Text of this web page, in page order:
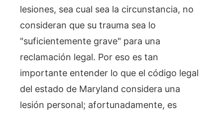
lesiones, sea cual sea la circunstancia, no
consideran que su trauma sea lo
"suficientemente grave" para una
reclamación legal. Por eso es tan
importante entender lo que el código legal
del estado de Maryland considera una
lesión personal; afortunadamente, es